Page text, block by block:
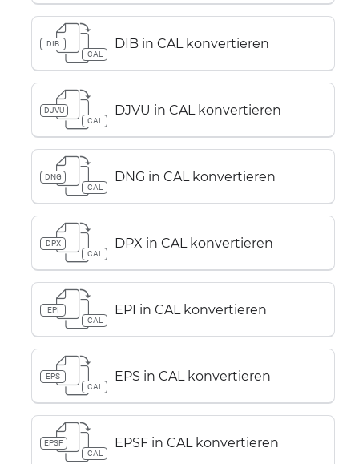
DIB
CAL
DIB in CAL konvertieren
DJVU
CAL
DJVU in CAL konvertieren
DNG
CAL
DNG in CAL konvertieren
DPX
CAL
DPX in CAL konvertieren
EPI
CAL
EPI in CAL konvertieren
EPS
CAL
EPS in CAL konvertieren
EPSF
CAL
EPSF in CAL konvertieren